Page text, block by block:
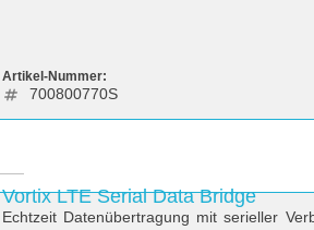
Artikel-Nummer:
700800770S
Vortix LTE Serial Data Bridge
Echtzeit Datenübertragung mit serieller